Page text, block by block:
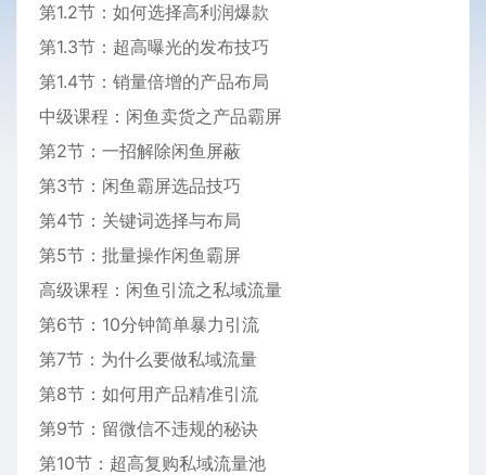
第1.2节：如何选择高利润爆款
第1.3节：超高曝光的发布技巧
第1.4节：销量倍增的产品布局
中级课程：闲鱼卖货之产品霸屏
第2节：一招解除闲鱼屏蔽
第3节：闲鱼霸屏选品技巧
第4节：关键词选择与布局
第5节：批量操作闲鱼霸屏
高级课程：闲鱼引流之私域流量
第6节：10分钟简单暴力引流
第7节：为什么要做私域流量
第8节：如何用产品精准引流
第9节：留微信不违规的秘诀
第10节：超高复购私域流量池